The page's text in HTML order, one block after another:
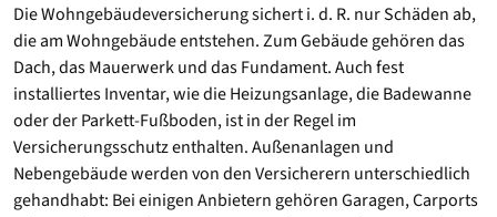
Die Wohngebäudeversicherung sichert i. d. R. nur Schäden ab,
die am Wohngebäude entstehen. Zum Gebäude gehören das
Dach, das Mauerwerk und das Fundament. Auch fest
installiertes Inventar, wie die Heizungsanlage, die Badewanne
oder der Parkett-Fußboden, ist in der Regel im
Versicherungsschutz enthalten. Außenanlagen und
Nebengebäude werden von den Versicherern unterschiedlich
gehandhabt: Bei einigen Anbietern gehören Garagen, Carports